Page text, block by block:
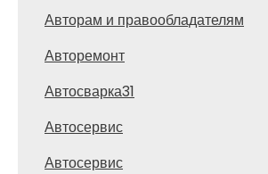
Авторам и правообладателям
Авторемонт
Автосварка31
Автосервис
Автосервис